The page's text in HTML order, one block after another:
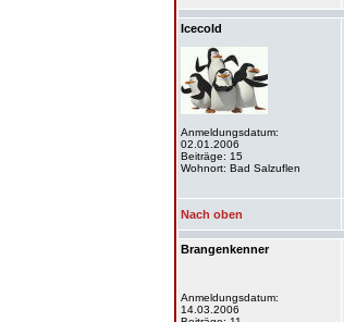
Icecold
Anmeldungsdatum:
02.01.2006
Beiträge: 15
Wohnort: Bad Salzuflen
Nach oben
Brangenkenner
Anmeldungsdatum:
14.03.2006